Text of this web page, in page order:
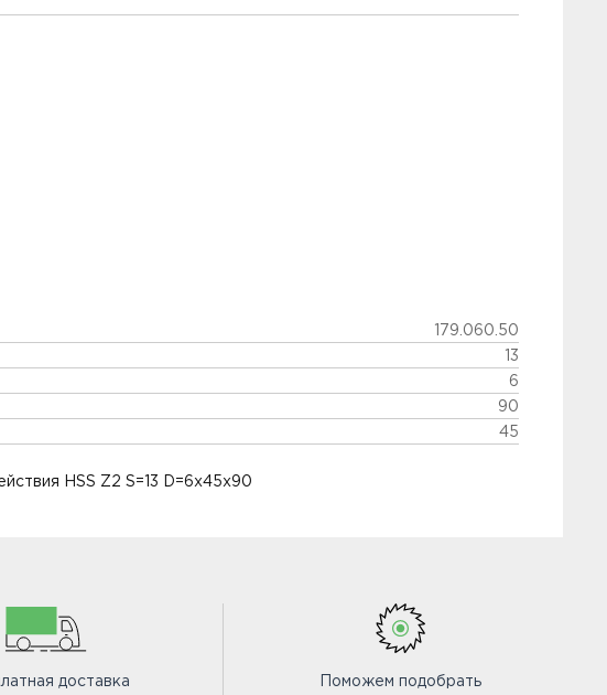
179.060.50
13
6
90
45
HSS Z2 S=13 D=6x45x90
доставка
Поможем подобрать